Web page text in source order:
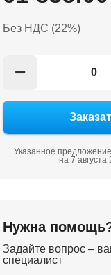
Без НДС (22%)
−
Указанное
на 7 августа
Нужна
Задайте вопрос –
специалист